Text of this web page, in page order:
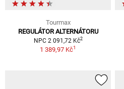
Tourmax
REGULÁTOR ALTERNÁTORU
NPC 2 091,72 Kč2
1 389,97 Kč1